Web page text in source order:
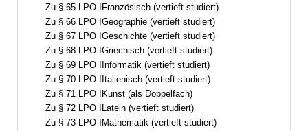
Zu § 65 LPO IFranzösisch (vertieft studiert)
Zu § 66 LPO IGeographie (vertieft studiert)
Zu § 67 LPO IGeschichte (vertieft studiert)
Zu § 68 LPO IGriechisch (vertieft studiert)
Zu § 69 LPO IInformatik (vertieft studiert)
Zu § 70 LPO IItalienisch (vertieft studiert)
Zu § 71 LPO IKunst (als Doppelfach)
Zu § 72 LPO ILatein (vertieft studiert)
Zu § 73 LPO IMathematik (vertieft studiert)